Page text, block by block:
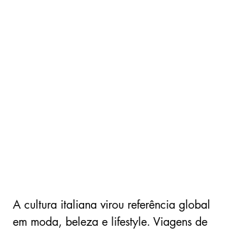
A cultura italiana virou referência global
em moda, beleza e lifestyle. Viagens de